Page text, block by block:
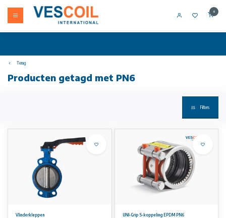
0
Terug
Producten getagd met PN6
Filters
Vlinderkleppen UNI-Grip S-koppeling EPDM PN6